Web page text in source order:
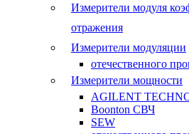
Измерители модуля
отражения
Измерители модуляции
отечественного
Измерители мощности
AGILENT
Boonton СВЧ
SEW